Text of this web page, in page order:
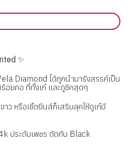
✨
Diamond ได้ถูกนำมารังสรรค์เป็น
อยคอ ที่ทั้งเก๋ และดูชิคสุดๆ
าว หรือเชิ้ตยีนส์ก็เสริมลุคให้ดูเก๋มี
ประดับเพชร ตัดกับ Black